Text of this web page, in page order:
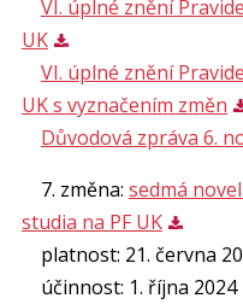
VI. úplné znění
UK
VI. úplné znění
UK s vyznačením změn
Důvodová zpráva 6.
7. změna: sedmá
studia na PF UK
platnost: 21. června
účinnost: 1. října 2024